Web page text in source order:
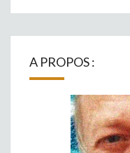
A PROPOS :